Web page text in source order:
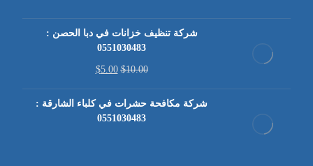
شركة تنظيف خزانات في دبا الحصن :
0551030483
$10.00
$5.00
شركة مكافحة حشرات في كلباء الشارقة :
0551030483